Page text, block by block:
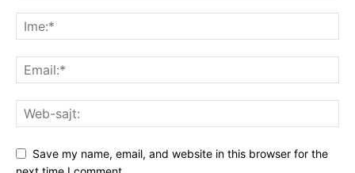
Save my name, email, and website in this browser for the